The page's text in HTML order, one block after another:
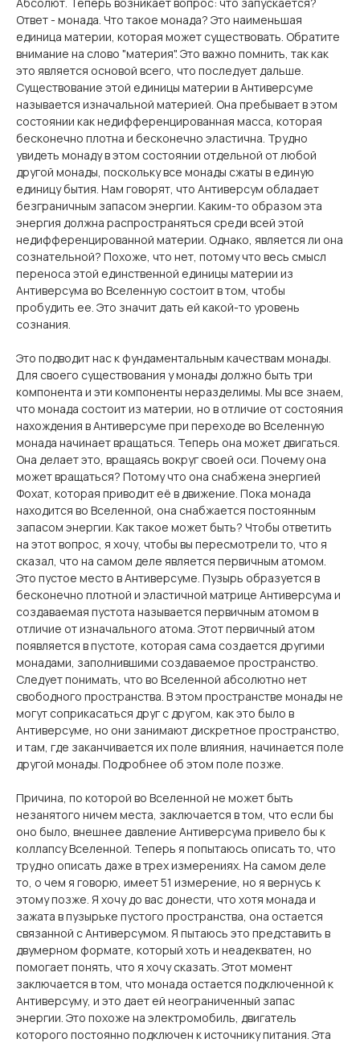
Ответ - монада. Что такое монада? Это наименьшая
единица материи, которая может существовать. Обратите
внимание на слово "материя". Это важно помнить, так как
это является основой всего, что последует дальше.
Существование этой единицы материи в Антиверсуме
называется изначальной материей. Она пребывает в этом
состоянии как недифференцированная масса, которая
бесконечно плотна и бесконечно эластична. Трудно
увидеть монаду в этом состоянии отдельной от любой
другой монады, поскольку все монады сжаты в единую
единицу бытия. Нам говорят, что Антиверсум обладает
безграничным запасом энергии. Каким-то образом эта
энергия должна распространяться среди всей этой
недифференцированной материи. Однако, является ли она
сознательной? Похоже, что нет, потому что весь смысл
переноса этой единственной единицы материи из
Антиверсума во Вселенную состоит в том, чтобы
пробудить ее. Это значит дать ей какой-то уровень
сознания.
Это подводит нас к фундаментальным качествам монады.
Для своего существования у монады должно быть три
компонента и эти компоненты неразделимы. Мы все знаем,
что монада состоит из материи, но в отличие от состояния
нахождения в Антиверсуме при переходе во Вселенную
монада начинает вращаться. Теперь она может двигаться.
Она делает это, вращаясь вокруг своей оси. Почему она
может вращаться? Потому что она снабжена энергией
Фохат, которая приводит её в движение. Пока монада
находится во Вселенной, она снабжается постоянным
запасом энергии. Как такое может быть? Чтобы ответить
на этот вопрос, я хочу, чтобы вы пересмотрели то, что я
сказал, что на самом деле является первичным атомом.
Это пустое место в Антиверсуме. Пузырь образуется в
бесконечно плотной и эластичной матрице Антиверсума и
создаваемая пустота называется первичным атомом в
отличие от изначального атома. Этот первичный атом
появляется в пустоте, которая сама создается другими
монадами, заполнившими создаваемое пространство.
Следует понимать, что во Вселенной абсолютно нет
свободного пространства. В этом пространстве монады не
могут соприкасаться друг с другом, как это было в
Антиверсуме, но они занимают дискретное пространство,
и там, где заканчивается их поле влияния, начинается поле
другой монады. Подробнее об этом поле позже.
Причина, по которой во Вселенной не может быть
незанятого ничем места, заключается в том, что если бы
оно было, внешнее давление Антиверсума привело бы к
коллапсу Вселенной. Теперь я попытаюсь описать то, что
трудно описать даже в трех измерениях. На самом деле
то, о чем я говорю, имеет 51 измерение, но я вернусь к
этому позже. Я хочу до вас донести, что хотя монада и
зажата в пузырьке пустого пространства, она остается
связанной с Антиверсумом. Я пытаюсь это представить в
двумерном формате, который хоть и неадекватен, но
помогает понять, что я хочу сказать. Этот момент
заключается в том, что монада остается подключенной к
Антиверсуму, и это дает ей неограниченный запас
энергии. Это похоже на электромобиль, двигатель
которого постоянно подключен к источнику питания. Эта